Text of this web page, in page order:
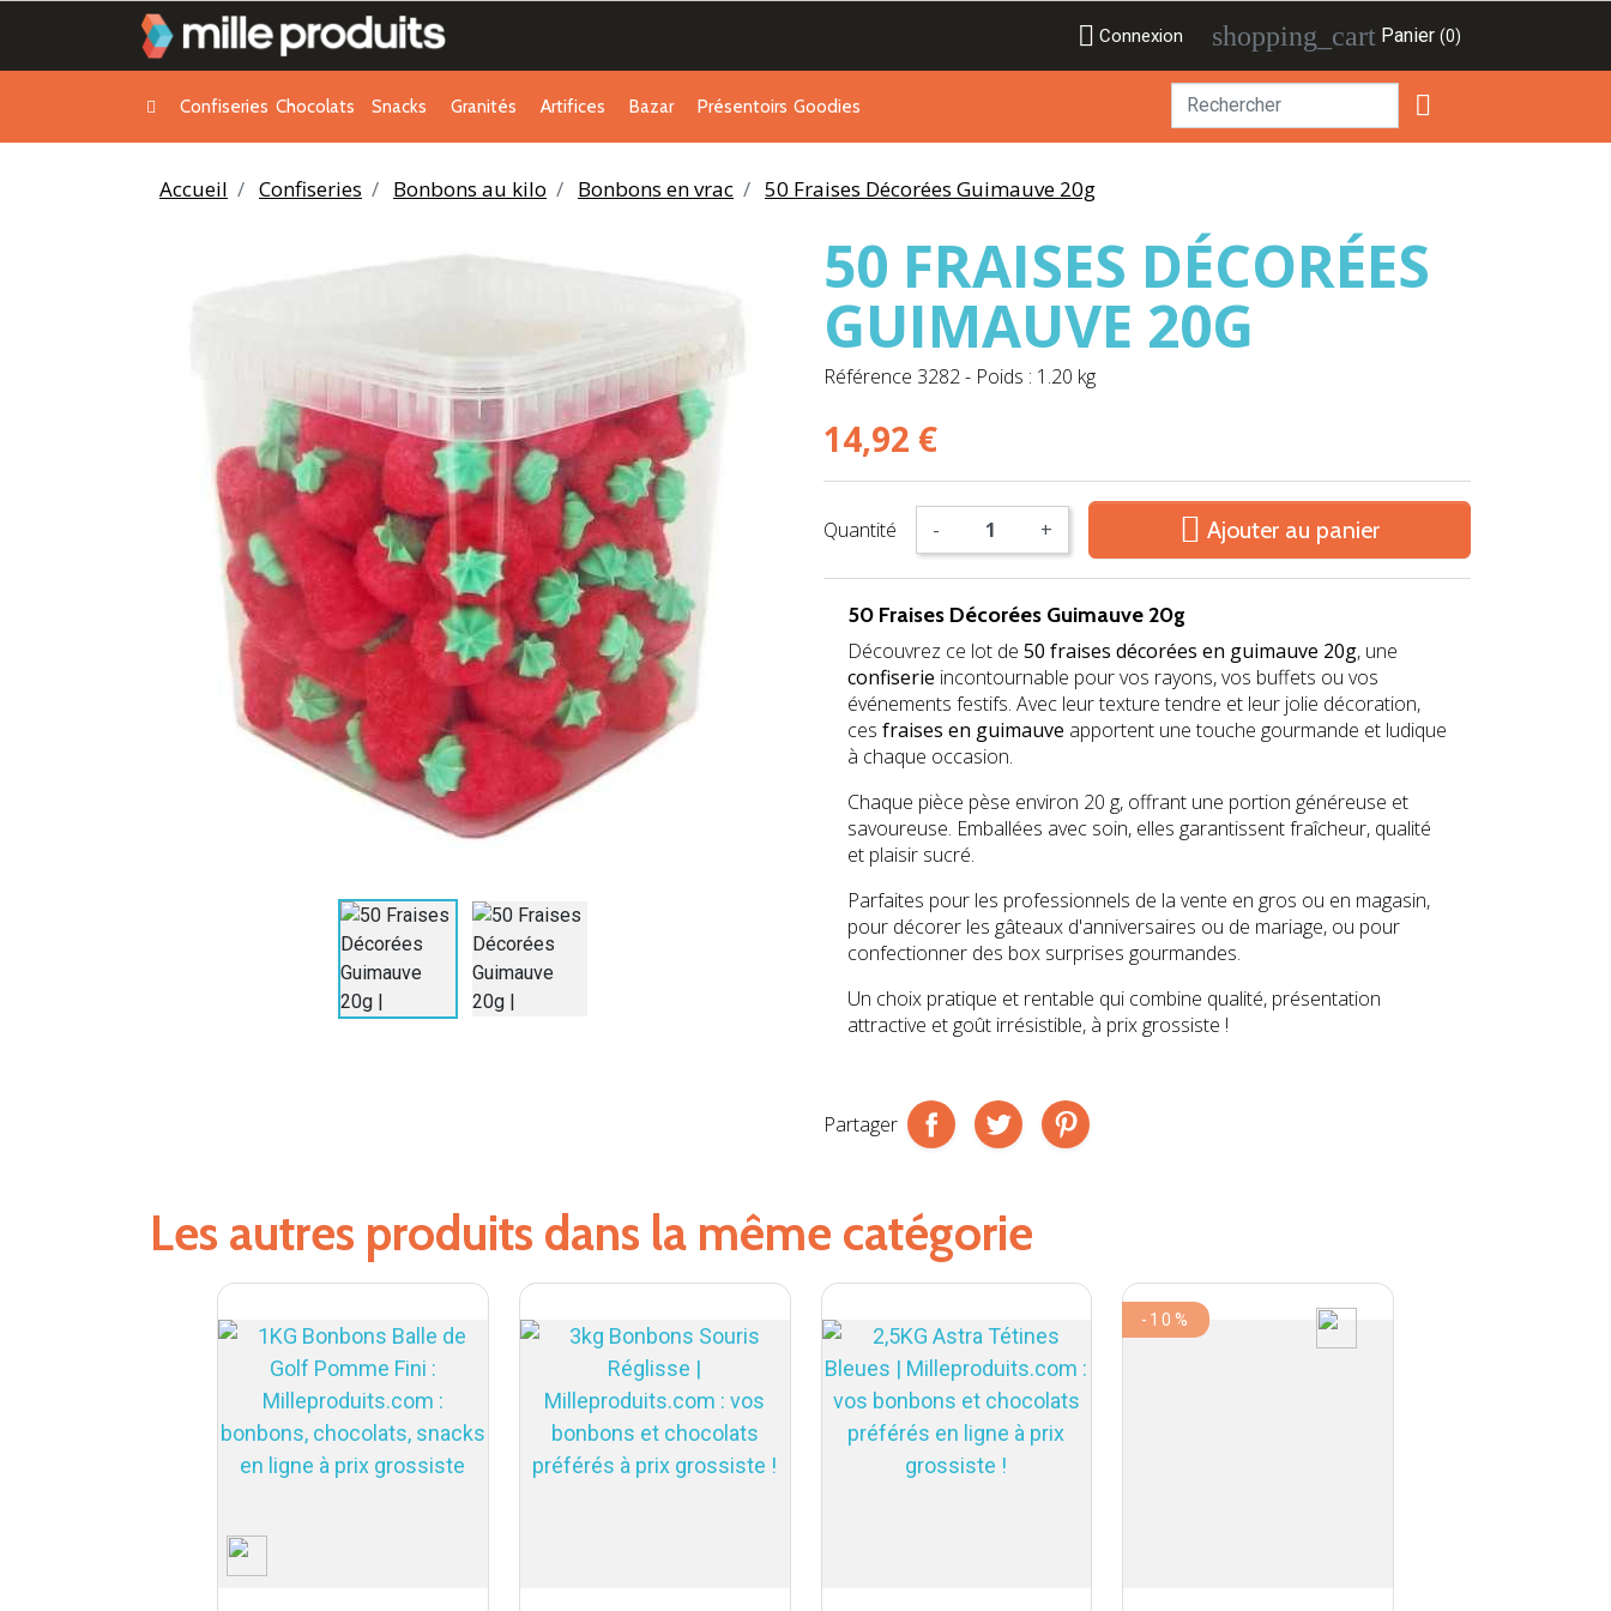
 Connexion shopping_cart Panier (0)
Confiseries Chocolats Snacks Granités Artifices Bazar Présentoirs Goodies 
Accueil Confiseries Bonbons au kilo Bonbons en vrac 50 Fraises Décorées Guimauve 20g
50 FRAISES DÉCORÉES
GUIMAUVE 20G
Référence 3282- Poids : 1.20 kg
14,92 €
Quantité - +  Ajouter au panier
50 Fraises Décorées Guimauve 20g
Découvrez ce lot de 50 fraises décorées en guimauve 20g, une
confiserie incontournable pour vos rayons, vos buffets ou vos
événements festifs. Avec leur texture tendre et leur jolie décoration,
ces fraises en guimauve apportent une touche gourmande et ludique
à chaque occasion.
Chaque pièce pèse environ 20 g, offrant une portion généreuse et
savoureuse. Emballées avec soin, elles garantissent fraîcheur, qualité
et plaisir sucré.
Parfaites pour les professionnels de la vente en gros ou en magasin,
pour décorer les gâteaux d'anniversaires ou de mariage, ou pour
confectionner des box surprises gourmandes.
Un choix pratique et rentable qui combine qualité, présentation
attractive et goût irrésistible, à prix grossiste !
Partager
Les autres produits dans la même catégorie
-10%